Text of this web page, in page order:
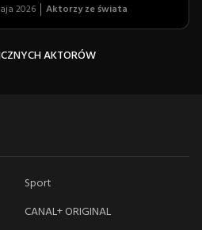
2026 Aktorzy ze świata
AKTORÓW
Sport
CANAL+ ORIGINAL